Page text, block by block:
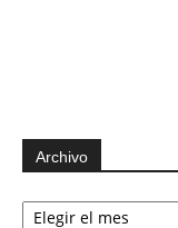
Archivo
Archivo